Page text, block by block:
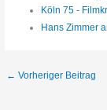
Köln 75 -
Hans Zimmer
← Vorheriger Beitrag